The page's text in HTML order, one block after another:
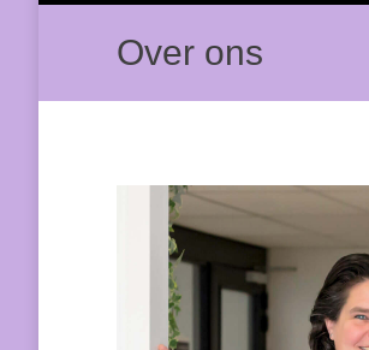
Over ons